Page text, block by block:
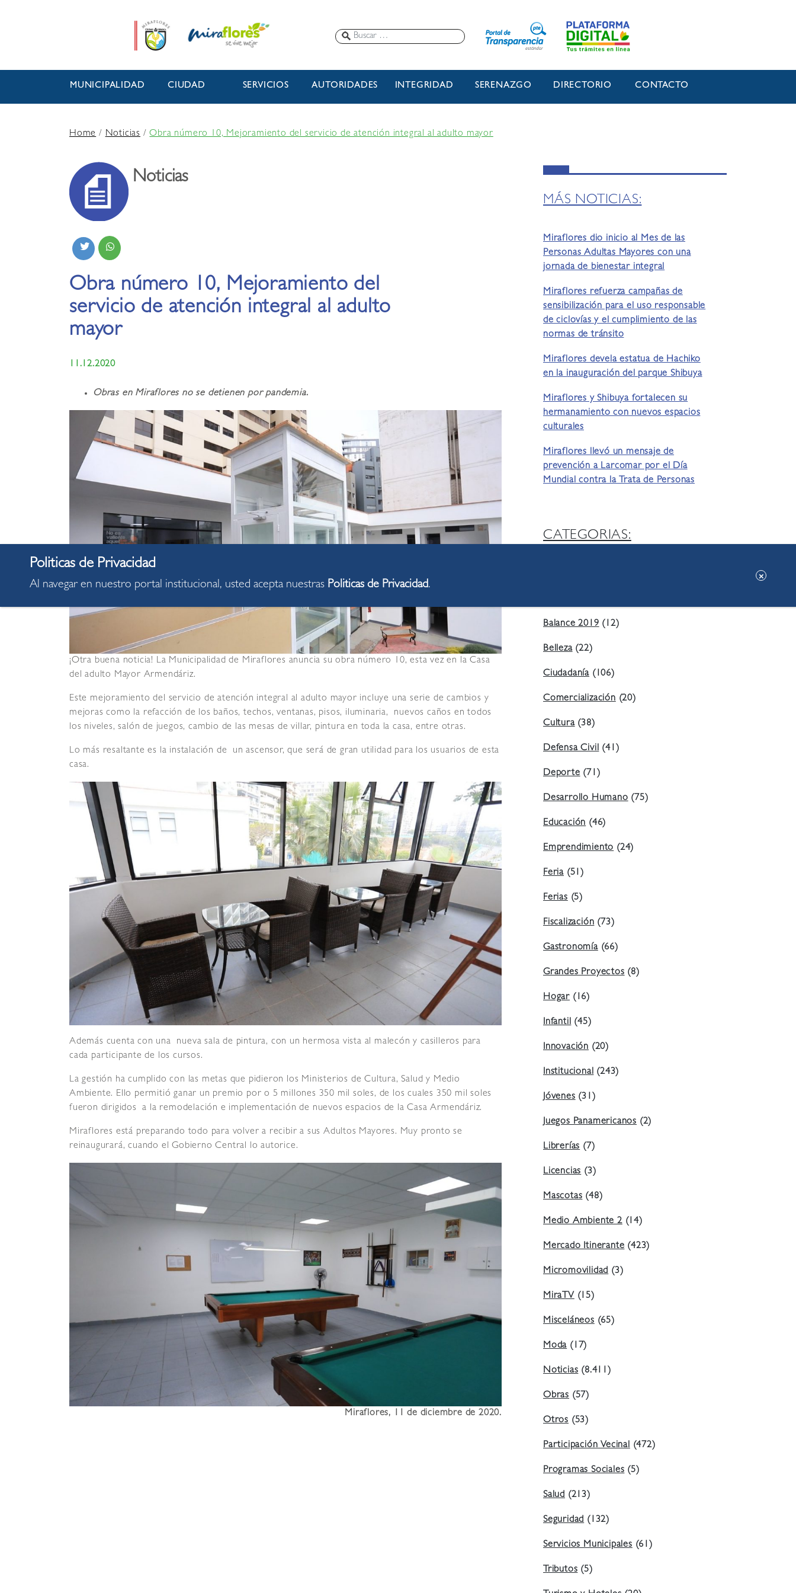
MUNICIPALIDAD CIUDAD SERVICIOS AUTORIDADES INTEGRIDAD SERENAZGO DIRECTORIO CONTACTO
Home/Noticias /Obra número 10, Mejoramiento del servicio de atención integral al adulto mayor
Noticias
Obra número 10, Mejoramiento del
servicio de atención integral al adulto
mayor
11.12.2020
Obras en Miraflores no se detienen por pandemia.
¡Otra buena noticia! La Municipalidad de Miraflores anuncia su obra número 10, esta vez en la Casa
del adulto Mayor Armendáriz.
Este mejoramiento del servicio de atención integral al adulto mayor incluye una serie de cambios y
mejoras como la refacción de los baños, techos, ventanas, pisos, iluminaria, nuevos caños en todos
los niveles, salón de juegos, cambio de las mesas de villar, pintura en toda la casa, entre otras.
Lo más resaltante es la instalación de un ascensor, que será de gran utilidad para los usuarios de esta
casa.
Además cuenta con una nueva sala de pintura, con un hermosa vista al malecón y casilleros para
cada participante de los cursos.
La gestión ha cumplido con las metas que pidieron los Ministerios de Cultura, Salud y Medio
Ambiente. Ello permitió ganar un premio por o 5 millones 350 mil soles, de los cuales 350 mil soles
fueron dirigidos a la remodelación e implementación de nuevos espacios de la Casa Armendáriz.
Miraflores está preparando todo para volver a recibir a sus Adultos Mayores. Muy pronto se
reinaugurará, cuando el Gobierno Central lo autorice.
Miraflores, 11 de diciembre de 2020.
MÁS NOTICIAS:
Miraflores dio inicio al Mes de las
Personas Adultas Mayores con una
jornada de bienestar integral
Miraflores refuerza campañas de
sensibilización para el uso responsable
de ciclovías y el cumplimiento de las
normas de tránsito
Miraflores devela estatua de Hachiko
en la inauguración del parque Shibuya
Miraflores y Shibuya fortalecen su
hermanamiento con nuevos espacios
culturales
Miraflores llevó un mensaje de
prevención a Larcomar por el Día
Mundial contra la Trata de Personas
CATEGORIAS:
Balance 2019(12)
Belleza(22)
Ciudadanía (106)
Comercialización(20)
Cultura(38)
Defensa Civil(41)
Deporte(71)
Desarrollo Humano(75)
Educación(46)
Emprendimiento(24)
Feria (51)
Ferias(5)
Fiscalización(73)
Gastronomía(66)
Grandes Proyectos(8)
Hogar (16)
Infantil(45)
Innovación (20)
Institucional(243)
Jóvenes(31)
Juegos Panamericanos (2)
Librerías(7)
Licencias(3)
Mascotas(48)
Medio Ambiente 2(14)
Mercado Itinerante(423)
Micromovilidad(3)
MiraTV(15)
Misceláneos(65)
Moda(17)
Noticias(8.411)
Obras (57)
Otros (53)
Participación Vecinal(472)
Programas Sociales(5)
Salud (213)
Seguridad(132)
Servicios Municipales(61)
Tributos(5)
Al navegar en nuestro portal institucional, usted acepta nuestras Politicas de Privacidad.